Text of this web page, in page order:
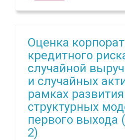
Оценка
кредитного
случайной
и случайных
рамках развития
структурных
первого выхода
2)